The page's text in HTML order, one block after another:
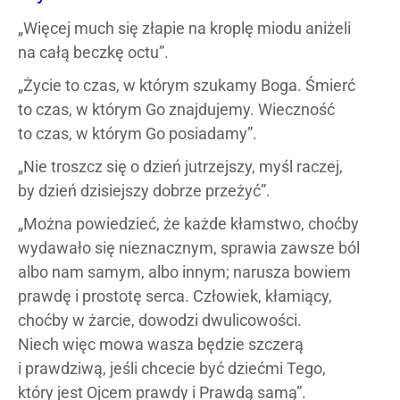
„Więcej much się złapie na kroplę miodu aniżeli
na całą beczkę octu”.
„Życie to czas, w którym szukamy Boga. Śmierć
to czas, w którym Go znajdujemy. Wieczność
to czas, w którym Go posiadamy”.
„Nie troszcz się o dzień jutrzejszy, myśl raczej,
by dzień dzisiejszy dobrze przeżyć”.
„Można powiedzieć, że każde kłamstwo, choćby
wydawało się nieznacznym, sprawia zawsze ból
albo nam samym, albo innym; narusza bowiem
prawdę i prostotę serca. Człowiek, kłamiący,
choćby w żarcie, dowodzi dwulicowości.
Niech więc mowa wasza będzie szczerą
i prawdziwą, jeśli chcecie być dziećmi Tego,
który jest Ojcem prawdy i Prawdą samą”.